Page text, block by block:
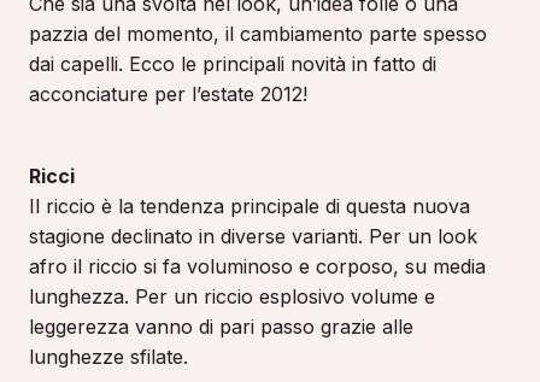
pazzia del momento, il cambiamento parte spesso
dai capelli. Ecco le principali novità in fatto di
acconciature per l’estate 2012!
Ricci
Il riccio è la tendenza principale di questa nuova
stagione declinato in diverse varianti. Per un look
afro il riccio si fa voluminoso e corposo, su media
lunghezza. Per un riccio esplosivo volume e
leggerezza vanno di pari passo grazie alle
lunghezze sfilate.